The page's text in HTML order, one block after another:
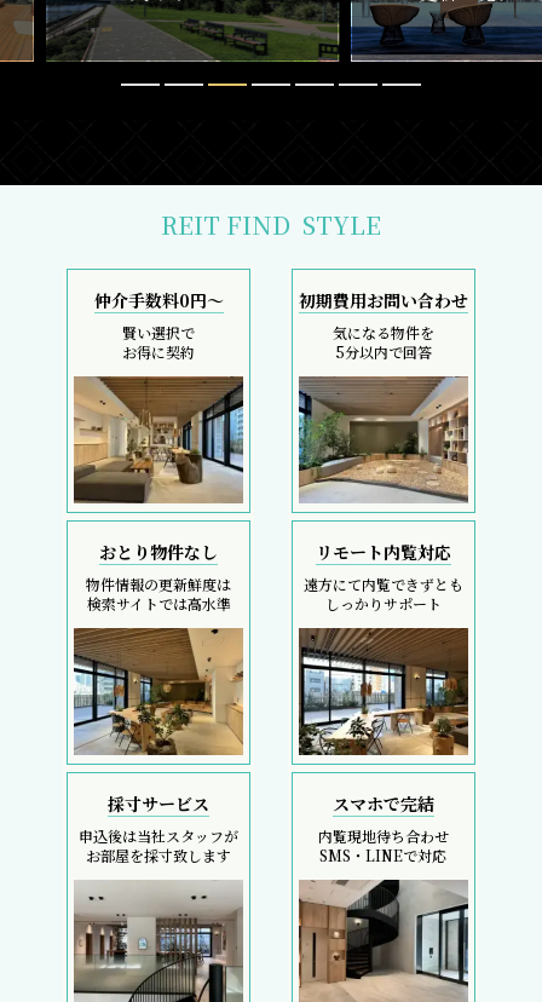
REIT FIND STYLE
仲介手数料0円～
賢い選択で
お得に契約
初期費用お問い合わせ
気になる物件を
5分以内で回答
おとり物件なし
物件情報の更新鮮度は
検索サイトでは高水準
リモート内覧対応
遠方にて内覧できずとも
しっかりサポート
採寸サービス
申込後は当社スタッフが
お部屋を採寸致します
スマホで完結
内覧現地待ち合わせ
SMS・LINEで対応